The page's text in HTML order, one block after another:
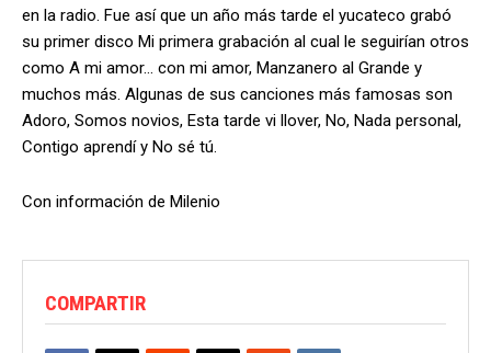
en la radio. Fue así que un año más tarde el yucateco grabó
su primer disco Mi primera grabación al cual le seguirían otros
como A mi amor… con mi amor, Manzanero al Grande y
muchos más. Algunas de sus canciones más famosas son
Adoro, Somos novios, Esta tarde vi llover, No, Nada personal,
Contigo aprendí y No sé tú.
Con información de Milenio
COMPARTIR